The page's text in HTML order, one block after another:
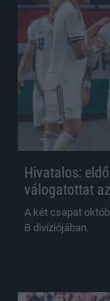
Hivatalos:
válogatottat
A két csapat
B divíziójában.